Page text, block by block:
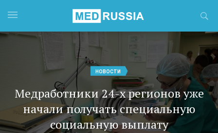
НОВОСТИ
Медработники 24-х регионов уже
начали получать специальную
социальную выплату